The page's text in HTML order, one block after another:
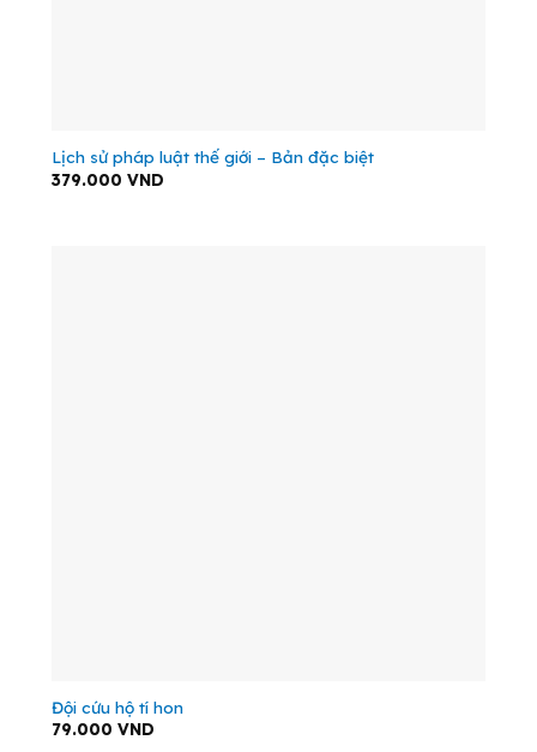
Lịch sử pháp luật thế giới – Bản đặc biệt
379.000 VND
Đội cứu hộ tí hon
79.000 VND